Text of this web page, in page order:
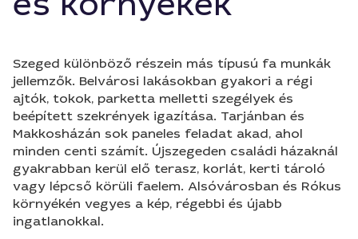
Szeged különböző részein más típusú fa munkák
jellemzők. Belvárosi lakásokban gyakori a régi
ajtók, tokok, parketta melletti szegélyek és
beépített szekrények igazítása. Tarjánban és
Makkosházán sok paneles feladat akad, ahol
minden centi számít. Újszegeden családi házaknál
gyakrabban kerül elő terasz, korlát, kerti tároló
vagy lépcső körüli faelem. Alsóvárosban és Rókus
környékén vegyes a kép, régebbi és újabb
ingatlanokkal.